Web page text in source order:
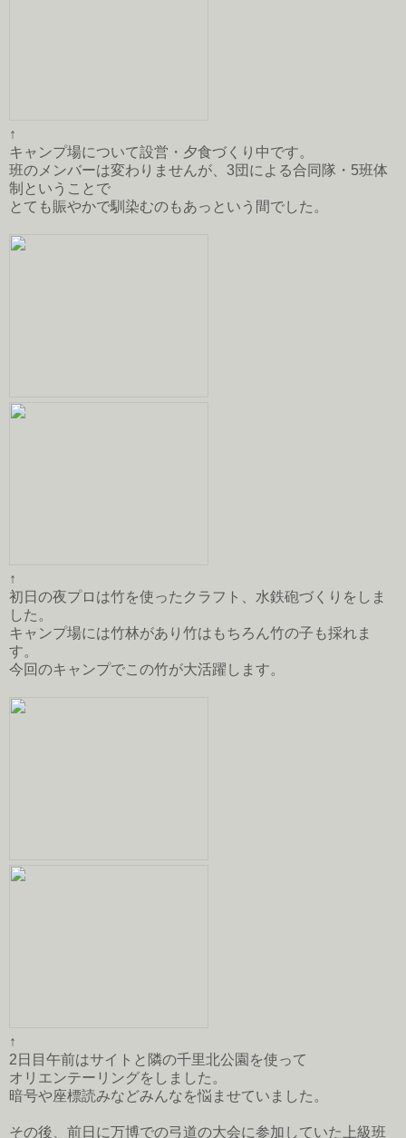
↑
キャンプ場について設営・夕食づくり中です。
班のメンバーは変わりませんが、3団による合同隊・5班体
制ということで
とても賑やかで馴染むのもあっという間でした。
↑
初日の夜プロは竹を使ったクラフト、水鉄砲づくりをしま
した。
キャンプ場には竹林があり竹はもちろん竹の子も採れま
す。
今回のキャンプでこの竹が大活躍します。
↑
2日目午前はサイトと隣の千里北公園を使って
オリエンテーリングをしました。
暗号や座標読みなどみんなを悩ませていました。
その後、前日に万博での弓道の大会に参加していた上級班